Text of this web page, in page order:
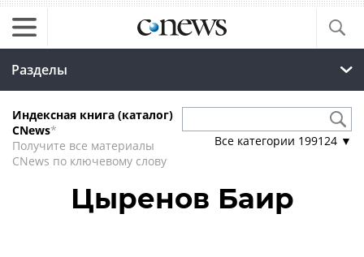
Разделы
Индексная книга (каталог)
CNews*
Получите все материалы
CNews по ключевому слову
Все категории 199124 ▼
Цыренов Баир